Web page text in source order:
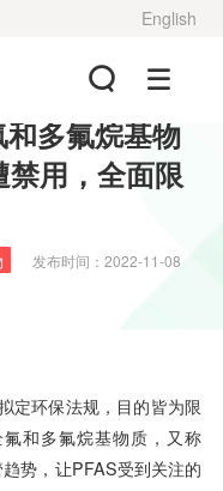
English
多氟烷基物
用，全面限
发布时间： 2022-11-08
定环保法规，目的皆为限
和多氟烷基物质，又称
势，让PFAS受到关注的